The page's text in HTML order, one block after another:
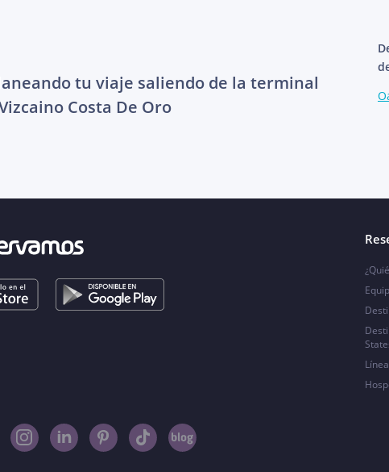
tu viaje saliendo de la terminal
Costa De Oro